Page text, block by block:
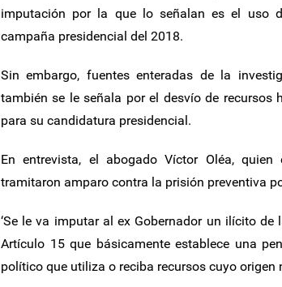
imputación por la que lo señalan es el uso
campaña presidencial del 2018.
Sin embargo, fuentes enteradas de la
también se le señala por el desvío de
para su candidatura presidencial.
En entrevista, el abogado Víctor Oléa,
tramitaron amparo contra la prisión preventiva
‘Se le va imputar al ex Gobernador un ilícito de
Artículo 15 que básicamente establece una
político que utiliza o reciba recursos cuyo origen